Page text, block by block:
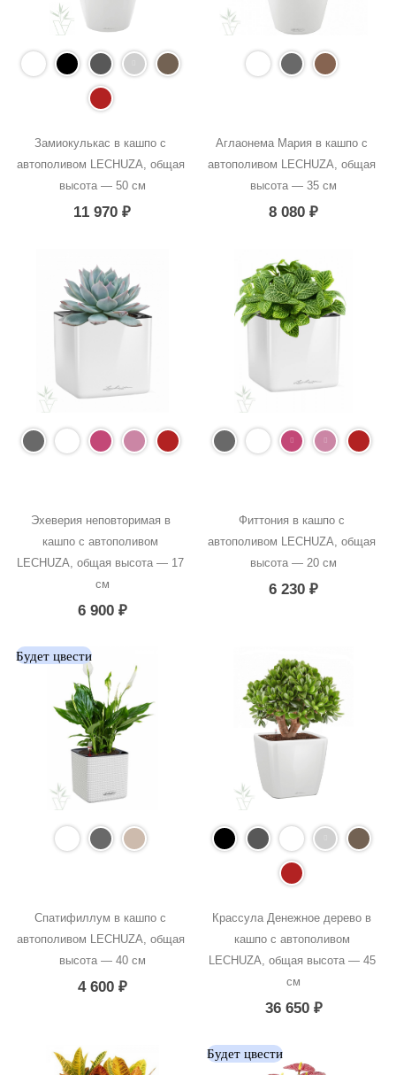
Замиокулькас в кашпо с
автополивом LECHUZA, общая
высота — 50 см
11 970₽
Аглаонема Мария в кашпо с
автополивом LECHUZA, общая
высота — 35 см
8 080₽
Эхеверия неповторимая в
кашпо с автополивом
LECHUZA, общая высота — 17
см
6 900 ₽
Фиттония в кашпо с
автополивом LECHUZA, общая
высота — 20 см
6 230₽
Будет цвести
Спатифиллум в кашпо с
автополивом LECHUZA, общая
высота — 40 см
4 600 ₽
Крассула Денежное дерево в
кашпо с автополивом
LECHUZA, общая высота — 45
см
36 650 ₽
Будет цвести